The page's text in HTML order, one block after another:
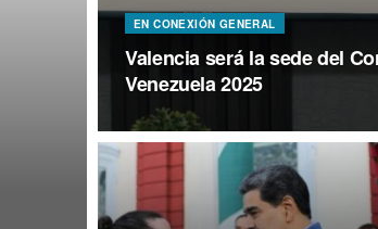
EN CONEXIÓN GENERAL
Valencia será la sede del
Venezuela 2025